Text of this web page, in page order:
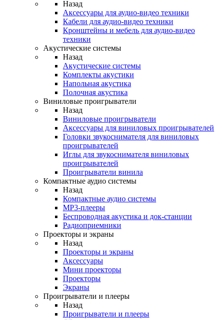
Назад
Аксессуары для аудио-видео техники
Кабели для аудио-видео техники
Кронштейны и мебель для аудио-видео
техники
Акустические системы
Назад
Акустические системы
Комплекты акустики
Напольная акустика
Полочная акустика
Виниловые проигрыватели
Назад
Виниловые проигрыватели
Аксессуары для виниловых проигрывателей
Головки звукоснимателя для виниловых
проигрывателей
Иглы для звукоснимателя виниловых
проигрывателей
Проигрыватели винила
Компактные аудио системы
Назад
Компактные аудио системы
MP3-плееры
Беспроводная акустика и док-станции
Радиоприемники
Проекторы и экраны
Назад
Проекторы и экраны
Аксессуары
Мини проекторы
Проекторы
Экраны
Проигрыватели и плееры
Назад
Проигрыватели и плееры